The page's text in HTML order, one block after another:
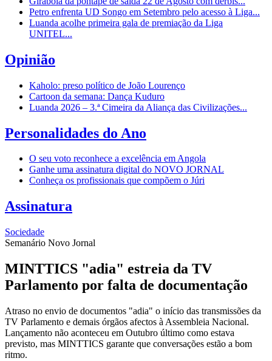
Petro enfrenta UD Songo em Setembro pelo acesso à Liga...
Luanda acolhe primeira gala de premiação da Liga
UNITEL...
Opinião
Kaholo: preso político de João Lourenço
Cartoon da semana: Dança Kuduro
Luanda 2026 – 3.ª Cimeira da Aliança das Civilizações...
Personalidades do Ano
O seu voto reconhece a excelência em Angola
Ganhe uma assinatura digital do NOVO JORNAL
Conheça os profissionais que compõem o Júri
Assinatura
Sociedade
Semanário Novo Jornal
MINTTICS "adia" estreia da TV
Parlamento por falta de documentação
Atraso no envio de documentos "adia" o início das transmissões da
TV Parlamento e demais órgãos afectos à Assembleia Nacional.
Lançamento não aconteceu em Outubro último como estava
previsto, mas MINTTICS garante que conversações estão a bom
ritmo.